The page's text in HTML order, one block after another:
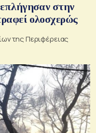
επλήγησαν στην
ολοσχερώς
της Περιφέρειας